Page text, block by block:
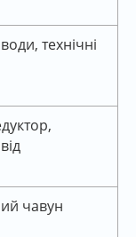
технічні
чавун